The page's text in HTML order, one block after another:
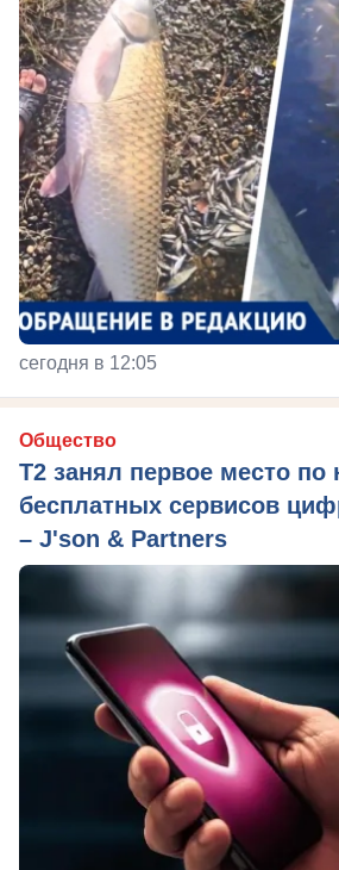
сегодня в 12:05
Общество
Т2 занял первое место по
бесплатных сервисов
– J'son & Partners